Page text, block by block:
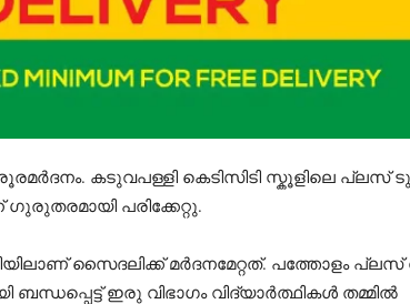
കടുവപള്ളി കെടിസിടി സ്കൂളിലെ പ്ലസ് ടു
പരിക്കേറ്റു.
സൈദലിക്ക് മർദനമേറ്റത്. പത്തോളം
ഇരു വിഭാഗം വിദ്യാർത്ഥികൾ തമ്മിൽ